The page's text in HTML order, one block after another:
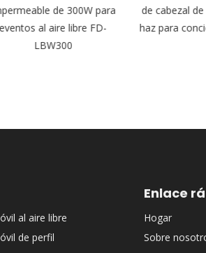
de 300W para
eventos al aire libre FD-
LBW300
de cabezal
haz para
al aire libre
de perfil
Enlace
Hogar
Sobre